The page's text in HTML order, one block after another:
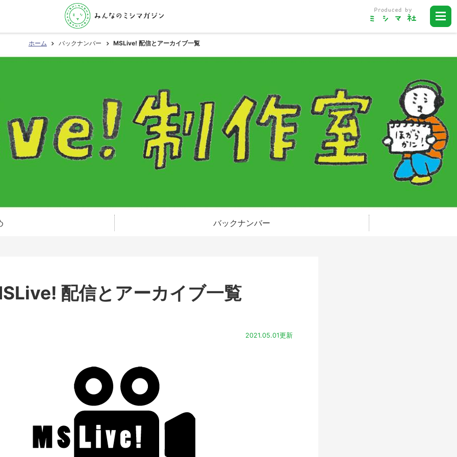
ホーム バックナンバー MSLive! 配信とアーカイブ一覧
バックナンバー
配信とアーカイブ一覧
2021.05.01更新